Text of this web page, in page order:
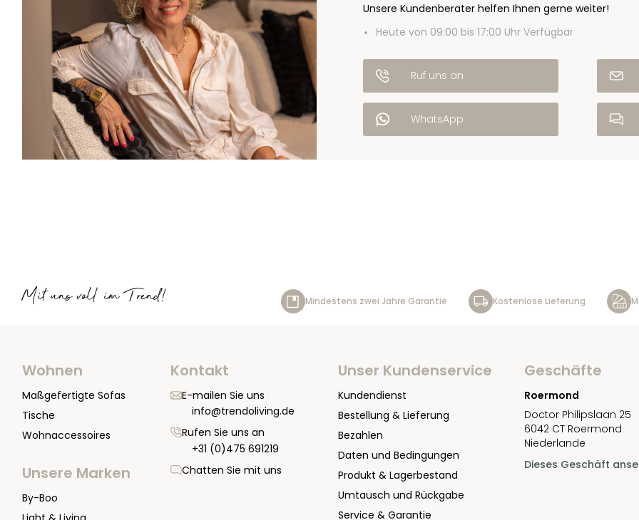
Unsere Kundenberater helfen Ihnen gerne weiter!
Heute von 09:00 bis 17:00 Uhr Verfügbar
Ruf uns an
WhatsApp
Mit uns voll im Trend! Mindestens zwei Jahre Garantie Kostenlose Lieferung
Wohnen
Maßgefertigte Sofas
Tische
Wohnaccessoires
Unsere Marken
By-Boo
Kontakt
E-mailen Sie uns
info@trendoliving.de
Rufen Sie uns an
+31 (0)475 691219
Chatten Sie mit uns
Unser Kundenservice
Kundendienst
Bestellung & Lieferung
Bezahlen
Daten und Bedingungen
Produkt & Lagerbestand
Umtausch und Rückgabe
Service & Garantie
Geschäfte
Roermond
Doctor Philipslaan 25
6042 CT Roermond
Niederlande
Dieses Geschäft